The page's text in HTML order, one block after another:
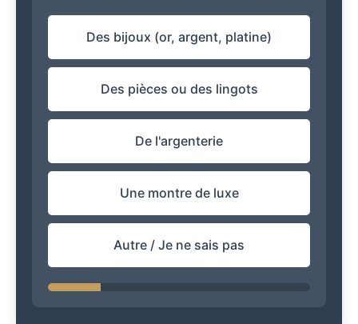
Des bijoux (or, argent, platine)
Des pièces ou des lingots
De l'argenterie
Une montre de luxe
Autre / Je ne sais pas